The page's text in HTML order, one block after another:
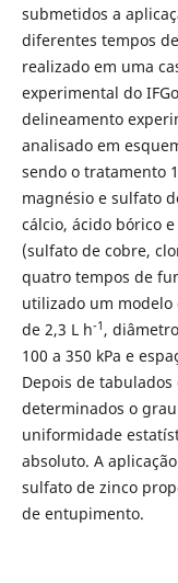
submetidos a
diferentes tempos
realizado em uma
experimental do
delineamento
analisado em
sendo o tratamento
magnésio e sulfato
cálcio, ácido bórico
(sulfato de cobre,
quatro tempos de
utilizado um modelo
de 2,3 L h-1 ,
100 a 350 kPa e
Depois de tabulados
determinados o
uniformidade
absoluto. A
sulfato de zinco
de entupimento.